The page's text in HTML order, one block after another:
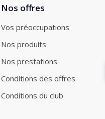
Nos offres
Vos préoccupations
Nos produits
Nos prestations
Conditions des offres
Conditions du club